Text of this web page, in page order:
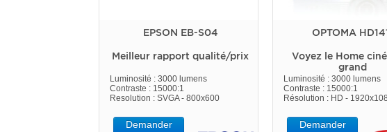
EPSON EB-S04
Meilleur rapport qualité/prix
Luminosité : 3000 lumens
Contraste : 15000:1
Resolution : SVGA - 800x600
Demander
OPTOMA
Voyez le Home
grand
Luminosité : 3000 lumens
Contraste : 15000:1
Résolution : HD -
Demander